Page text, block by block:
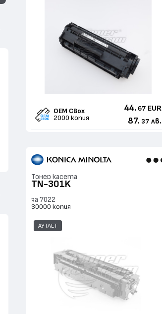
OEM CBox
2000 копия
44. 67 EUR
87. 37 лв.
Тонер касета
TN-301K
за 7022
30000 копия
АУТЛЕТ